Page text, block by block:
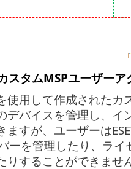
スタムMSPユーザー
使用して作成されたカ
デバイスを管理し、イ
ますが、ユーザーは
ーを管理したり、ライ
りすることができません